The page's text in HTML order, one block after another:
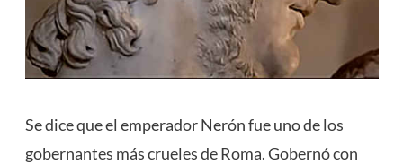
Se dice que el emperador Nerón fue uno de los
gobernantes más crueles de Roma. Gobernó con